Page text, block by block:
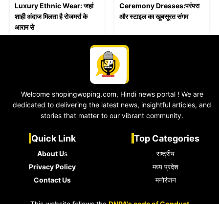
Luxury Ethnic Wear: जहां
शाही अंदाज मिलता है रोजमर्रा के
आराम से
Ceremony Dresses:परंपरा
और स्टाइल का खूबसूरत संगम
Welcome shopingwoping.com, Hindi news portal ! We are
dedicated to delivering the latest news, insightful articles, and
stories that matter to our vibrant community.
Quick Link
About Us
Privacy Policy
Contact Us
Top Categories
राष्ट्रीय
मध्य प्रदेश
मनोरंजन